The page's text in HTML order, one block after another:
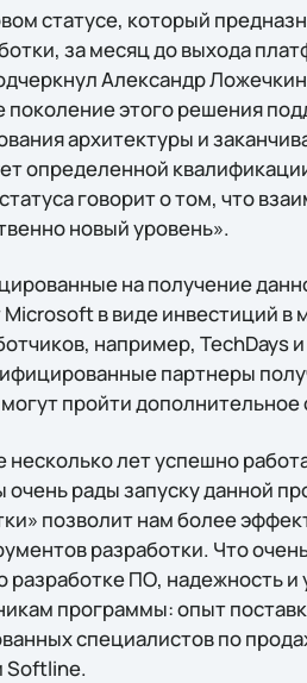
статусе, который
за месяц до выхода
Александр
поколение этого решения
архитектуры и
определенной
говорит о том, что
новый уровень».
на получение
в виде инвестиций
например, TechDays
партнеры
пройти дополнительное
несколько лет успешно
очень рады запуску данной
позволит нам более
разработки. Что
ПО, надежность и
программы: опыт
специалистов по
Softline.